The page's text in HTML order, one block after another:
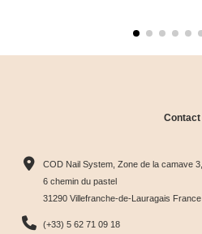
Contact
COD Nail System, Zone de la camave 3,
6 chemin du pastel
31290 Villefranche-de-Lauragais France
(+33) 5 62 71 09 18